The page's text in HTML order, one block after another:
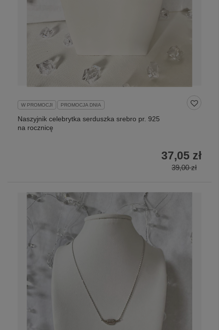
W PROMOCJI PROMOCJA DNIA
Naszyjnik celebrytka serduszka srebro pr. 925
na rocznicę
39,00 zł
37,05 zł